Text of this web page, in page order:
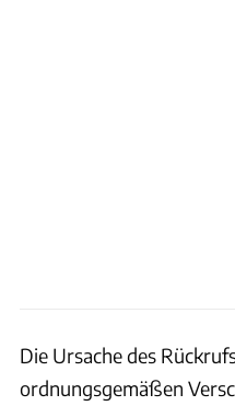
Die Ursache des
ordnungsgemäßen